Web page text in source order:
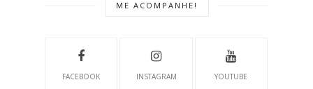
ME ACOMPANHE!
FACEBOOK INSTAGRAM YOUTUBE